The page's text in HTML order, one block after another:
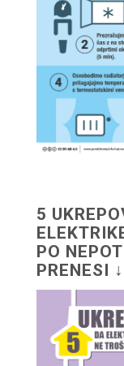
5
PO
PRENESI ↓